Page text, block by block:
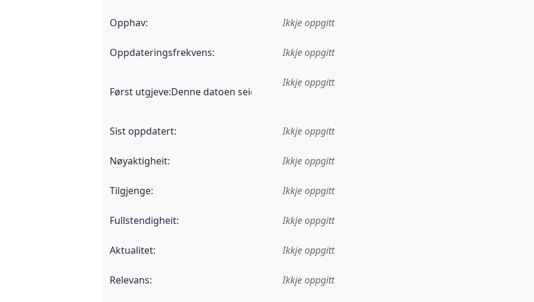
Opphav: Ikkje oppgitt
Oppdateringsfrekvens: Ikkje oppgitt
Først utgjeve:Denne datoen seier når dataa i dette datasettet først blei utgitt. Det kan ha
Ikkje oppgitt
Sist oppdatert: Ikkje oppgitt
Nøyaktigheit: Ikkje oppgitt
Tilgjenge: Ikkje oppgitt
Fullstendigheit: Ikkje oppgitt
Aktualitet: Ikkje oppgitt
Relevans: Ikkje oppgitt